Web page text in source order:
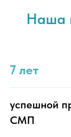
Наша
7 лет
успешной
СМП